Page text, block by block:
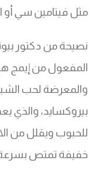
مثل فيتامين سي أو
نصيحة من دكتور
المفعول من إيمج
بيروكسايد، والذي
للحبوب ويقلل من
خفيفة تمتص بسرعة